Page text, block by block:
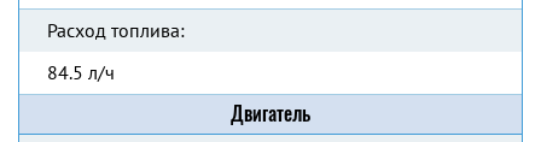
Расход топлива:
84.5 л/ч
Двигатель